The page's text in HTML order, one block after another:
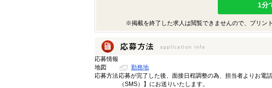
1分
※掲載を終了した求人は閲覧できませんので、プリン
応募情報
地図
勤務地
応募方法応募が完了した後、面接日程調整の為、担当者よりお電
（SMS）】にお送りいたします。